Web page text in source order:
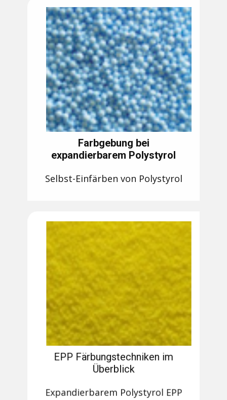
Farbgebung bei
expandierbarem Polystyrol
Selbst-Einfärben von Polystyrol
EPP Färbungstechniken im
Überblick
Expandierbarem Polystyrol EPP